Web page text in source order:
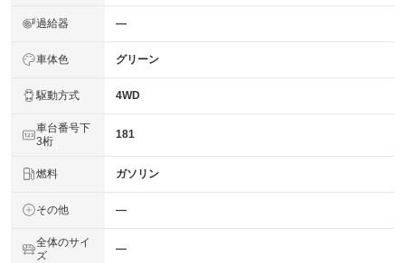
過給器 ―
車体色 グリーン
駆動方式 4WD
車台番号下
3桁
181
燃料 ガソリン
その他 ―
全体のサイ
ズ
―